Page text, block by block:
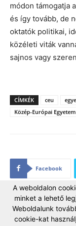
módon támogatja
és így tovább, de
oktatók politikai,
közéleti viták
sajnos vagy
CÍMKÉK ceu
Közép-Európai Egyetem
Facebook
Előző cikk
A weboldalon
minket a lehető
Weboldalunk
cookie-kat